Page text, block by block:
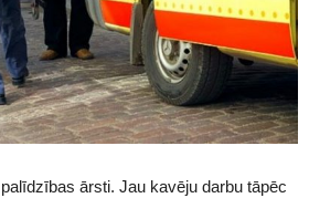
ārsti. Jau kavēju darbu tāpēc